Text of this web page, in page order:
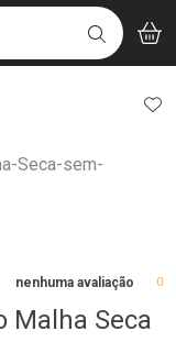
BUSCAR
nenhuma avaliação 0
Malha Seca